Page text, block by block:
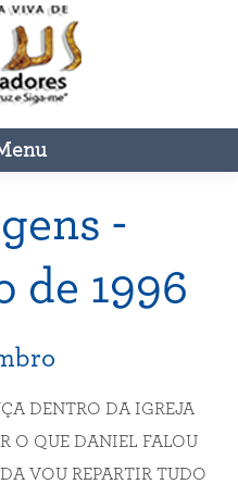
-
de 1996
DENTRO DA IGREJA
O QUE DANIEL FALOU
VOU REPARTIR TUDO